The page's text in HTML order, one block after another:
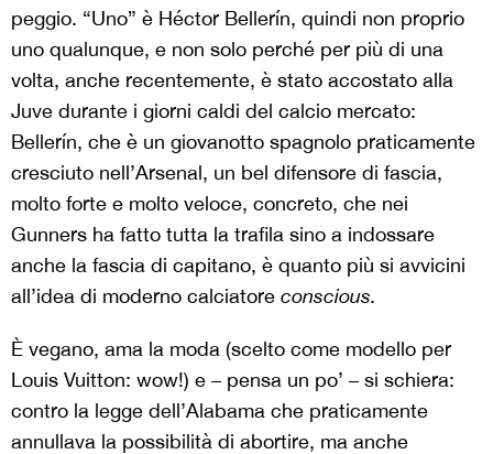
peggio. “Uno” è Héctor Bellerín, quindi non proprio
uno qualunque, e non solo perché per più di una
volta, anche recentemente, è stato accostato alla
Juve durante i giorni caldi del calcio mercato:
Bellerín, che è un giovanotto spagnolo praticamente
cresciuto nell’Arsenal, un bel difensore di fascia,
molto forte e molto veloce, concreto, che nei
Gunners ha fatto tutta la trafila sino a indossare
anche la fascia di capitano, è quanto più si avvicini
all’idea di moderno calciatore conscious.
È vegano, ama la moda (scelto come modello per
Louis Vuitton: wow!) e – pensa un po’ – si schiera:
contro la legge dell’Alabama che praticamente
annullava la possibilità di abortire, ma anche